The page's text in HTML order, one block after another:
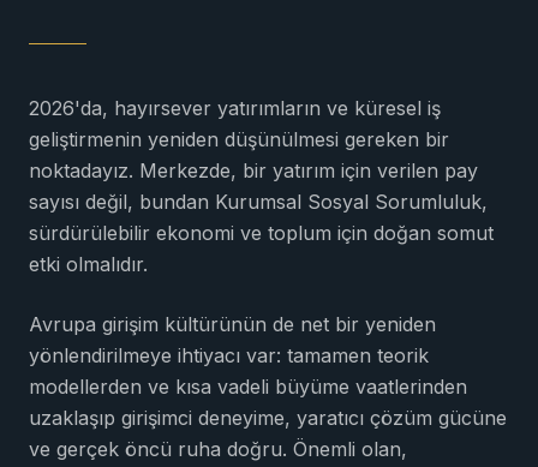
2026'da, hayırsever yatırımların ve küresel iş
geliştirmenin yeniden düşünülmesi gereken bir
noktadayız. Merkezde, bir yatırım için verilen pay
sayısı değil, bundan Kurumsal Sosyal Sorumluluk,
sürdürülebilir ekonomi ve toplum için doğan somut
etki olmalıdır.
Avrupa girişim kültürünün de net bir yeniden
yönlendirilmeye ihtiyacı var: tamamen teorik
modellerden ve kısa vadeli büyüme vaatlerinden
uzaklaşıp girişimci deneyime, yaratıcı çözüm gücüne
ve gerçek öncü ruha doğru. Önemli olan,